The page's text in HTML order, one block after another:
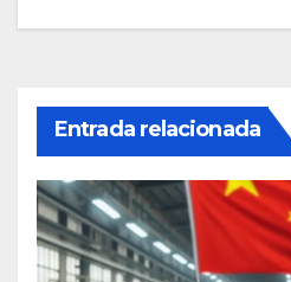
Entrada relacionada